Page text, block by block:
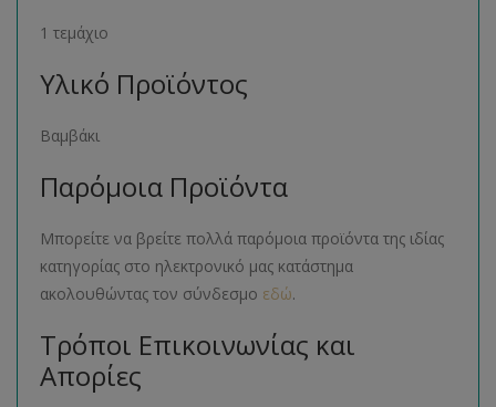
1 τεμάχιο
Υλικό Προϊόντος
Βαμβάκι
Παρόμοια Προϊόντα
Μπορείτε να βρείτε πολλά παρόμοια προϊόντα της ιδίας
κατηγορίας στο ηλεκτρονικό μας κατάστημα
ακολουθώντας τον σύνδεσμο εδώ.
Τρόποι Επικοινωνίας και
Απορίες